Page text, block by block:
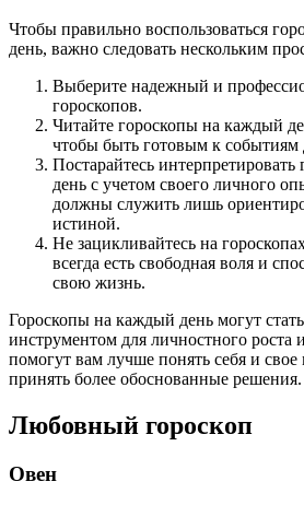
Чтобы правильно воспользоваться
день, важно следовать нескольким
Выберите надежный и
гороскопов.
Читайте гороскопы на каждый
чтобы быть готовым к событиям
Постарайтесь
день с учетом своего личного
должны служить лишь
истиной.
Не зацикливайтесь на
всегда есть свободная воля и
свою жизнь.
Гороскопы на каждый день могут
инструментом для личностного роста
помогут вам лучше понять себя и
принять более обоснованные решения.
Любовный гороскоп
Овен